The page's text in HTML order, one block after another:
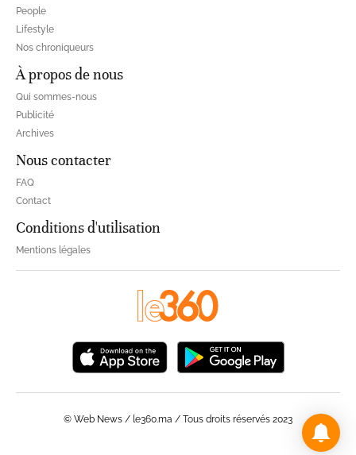
People
Lifestyle
Nos chroniqueurs
À propos de nous
Qui sommes-nous
Publicité
Archives
Nous contacter
FAQ
Contact
Conditions d'utilisation
Mentions légales
© Web News / le360.ma / Tous droits réservés 2023